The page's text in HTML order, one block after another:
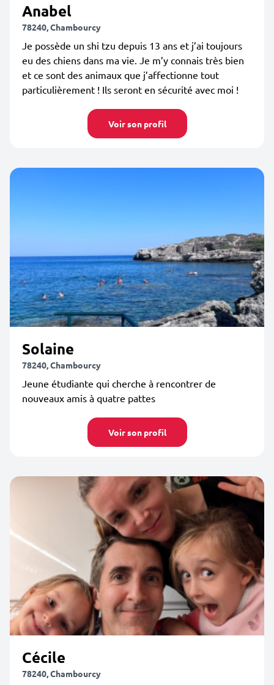
Anabel
78240, Chambourcy
Je possède un shi tzu depuis 13 ans et j’ai toujours
eu des chiens dans ma vie. Je m’y connais très bien
et ce sont des animaux que j’affectionne tout
particulièrement ! Ils seront en sécurité avec moi !
Voir son profil
Solaine
78240, Chambourcy
Jeune étudiante qui cherche à rencontrer de
nouveaux amis à quatre pattes
Voir son profil
Cécile
78240, Chambourcy